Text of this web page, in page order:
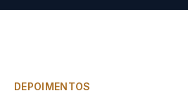
DEPOIMENTOS